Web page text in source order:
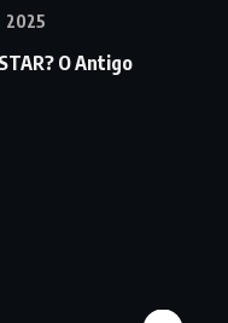
2025
O Antigo